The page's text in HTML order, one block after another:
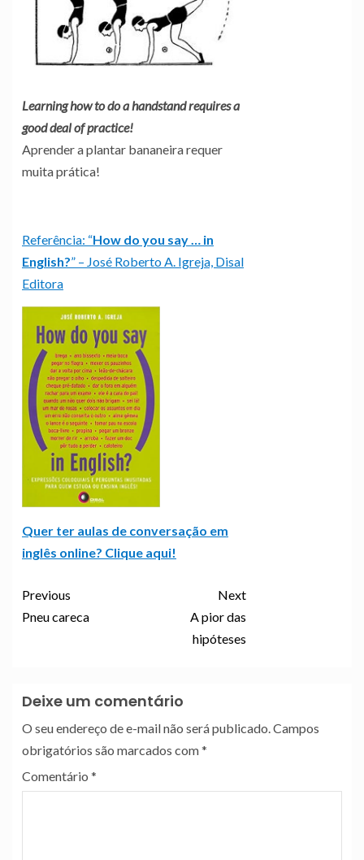
Learning how to do a handstand requires a
good deal of practice!
Aprender a plantar bananeira requer
muita prática!
Referência: “How do you say … in
English?” – José Roberto A. Igreja, Disal
Editora
Quer ter aulas de conversação em
inglês online? Clique aqui!
Previous
Pneu careca
Next
A pior das
hipóteses
Deixe um comentário
O seu endereço de e-mail não será publicado.Campos
obrigatórios são marcados com*
Comentário *